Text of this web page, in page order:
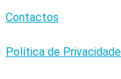
Contactos
Política de Privacidade